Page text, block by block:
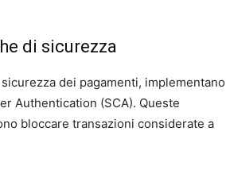
di sicurezza
dei pagamenti, implementano
Authentication (SCA). Queste
bloccare transazioni considerate a